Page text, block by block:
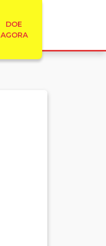
DOE
AGORA